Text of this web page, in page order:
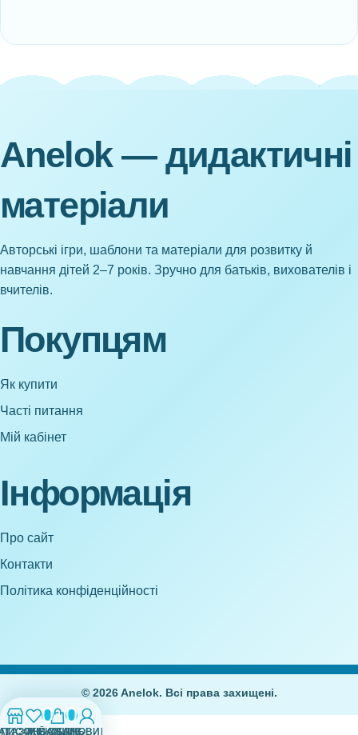
Anelok — дидактичні
матеріали
Авторські ігри, шаблони та матеріали для розвитку й
навчання дітей 2–7 років. Зручно для батьків, вихователів і
вчителів.
Покупцям
Як купити
Часті питання
Мій кабінет
Інформація
Про сайт
Контакти
Політика конфіденційності
0
БАЖАНЬ
0
КОШИК
МІЙ ОБЛІКОВИЙ ЗАПИС
© 2026 Anelok. Всі права захищені.